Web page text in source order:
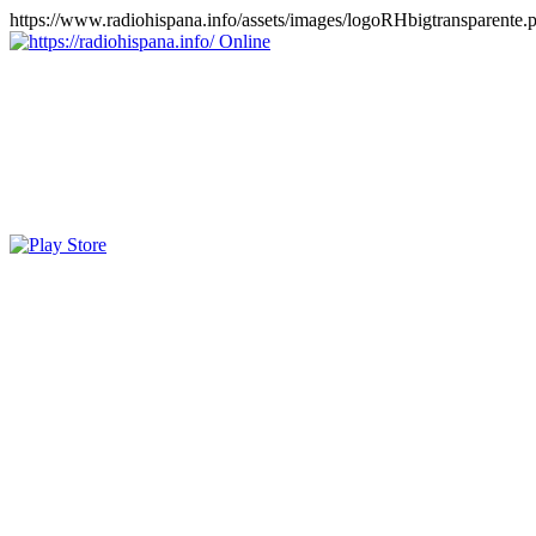
https://www.radiohispana.info/assets/images/
Online